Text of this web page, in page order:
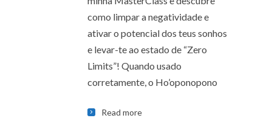
como limpar a negatividade e
ativar o potencial dos teus sonhos
e levar-te ao estado de “Zero
Limits”! Quando usado
corretamente, o Ho’oponopono
Read more